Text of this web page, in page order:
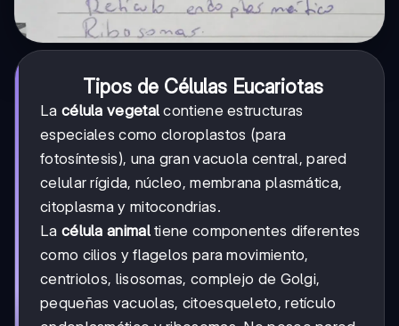
Tipos de Células Eucariotas
La célula vegetal contiene estructuras
especiales como cloroplastos (para
fotosíntesis), una gran vacuola central, pared
celular rígida, núcleo, membrana plasmática,
citoplasma y mitocondrias.
La célula animaltiene componentes diferentes
como cilios y flagelos para movimiento,
centriolos, lisosomas, complejo de Golgi,
pequeñas vacuolas, citoesqueleto, retículo